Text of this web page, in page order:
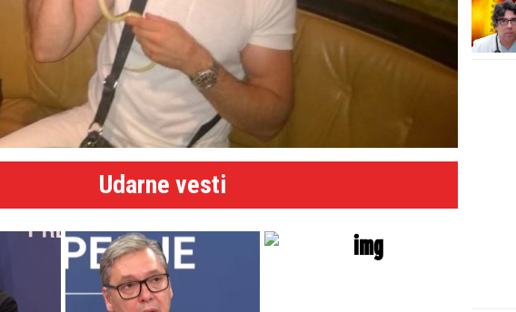
Udarne vesti